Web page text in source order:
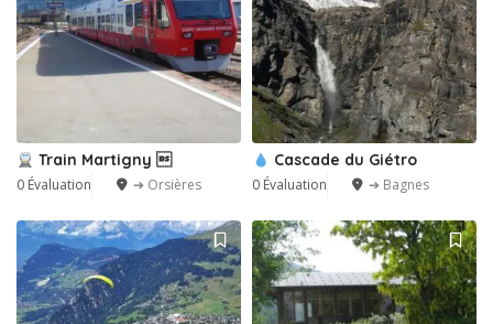
Train Martigny 
0 Évaluation ➔ Orsières
Cascade du Giétro
0 Évaluation ➔ Bagnes